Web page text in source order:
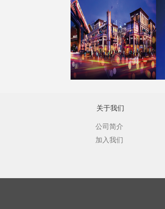
关于我们
公司简介
加入我们